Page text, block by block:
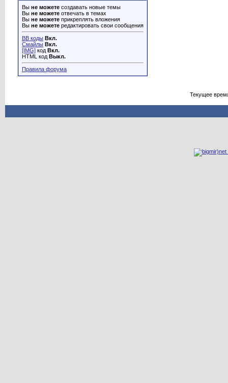
Вы не можете создавать новые темы
Вы не можете отвечать в темах
Вы не можете прикреплять вложения
Вы не можете редактировать свои сообщения
BB коды Вкл.
Смайлы Вкл.
[IMG] код Вкл.
HTML код Выкл.
Правила форума
Текущее